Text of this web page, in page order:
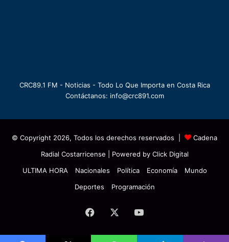
CRC89.1 FM - Noticias - Todo Lo Que Importa en Costa Rica
Contáctanos: info@crc891.com
© Copyright 2026, Todos los derechos reservados |
Cadena
Radial Costarricense | Powered by Click Digital
ULTIMA HORA
Nacionales Política Economía
Mundo
Deportes
Programación
Facebook YouTube